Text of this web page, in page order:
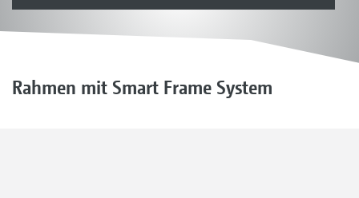
Rahmen mit Smart Frame System